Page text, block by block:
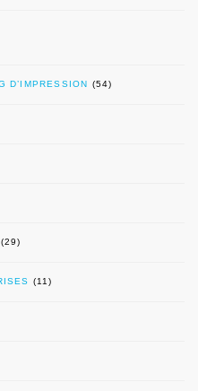
D’IMPRESSION (54)
(29)
(11)